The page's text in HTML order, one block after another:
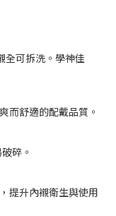
全可拆洗。學神佳
而舒適的配戴品質。
碎。
提升內襯衛生與使用